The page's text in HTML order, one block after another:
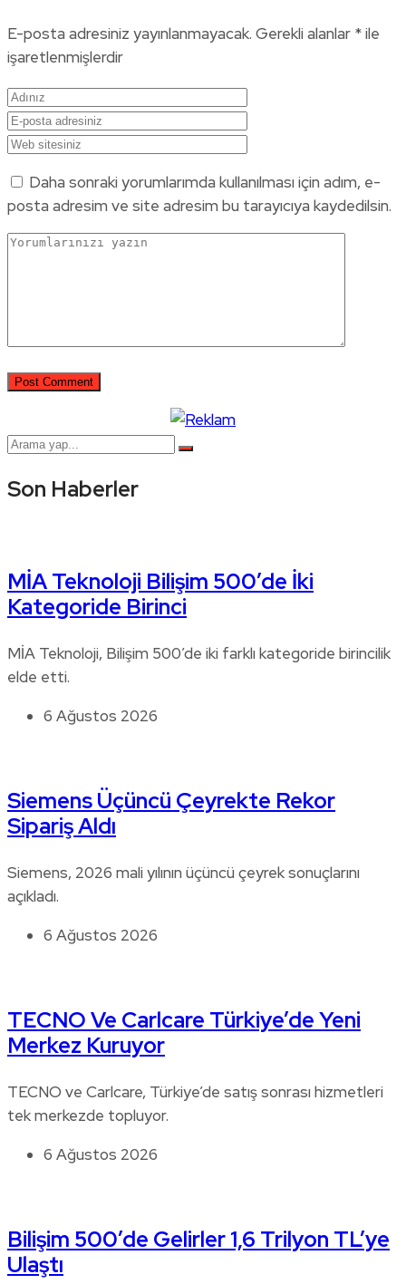
E-posta adresiniz yayınlanmayacak. Gerekli alanlar *ile
işaretlenmişlerdir
Daha sonraki yorumlarımda kullanılması için adım, e-
posta adresim ve site adresim bu tarayıcıya kaydedilsin.
Son Haberler
MİA Teknoloji Bilişim 500’de İki
Kategoride Birinci
MİA Teknoloji, Bilişim 500’de iki farklı kategoride birincilik
elde etti.
6 Ağustos 2026
Siemens Üçüncü Çeyrekte Rekor
Sipariş Aldı
Siemens, 2026 mali yılının üçüncü çeyrek sonuçlarını
açıkladı.
6 Ağustos 2026
TECNO Ve Carlcare Türkiye’de Yeni
Merkez Kuruyor
TECNO ve Carlcare, Türkiye’de satış sonrası hizmetleri
tek merkezde topluyor.
6 Ağustos 2026
Bilişim 500’de Gelirler 1,6 Trilyon TL’ye
Ulaştı